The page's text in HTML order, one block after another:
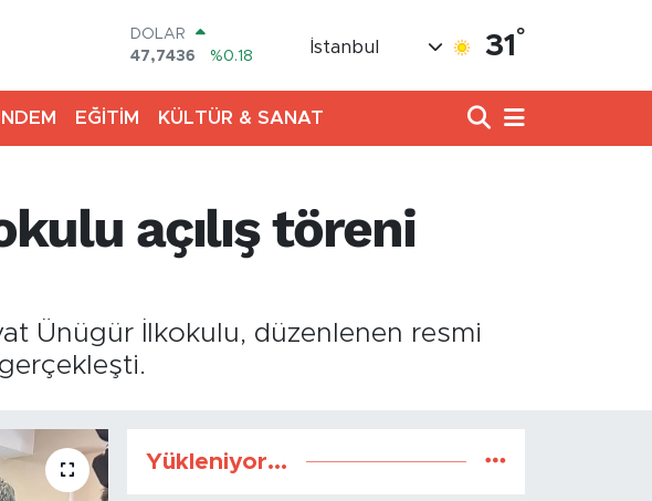
DOLAR
47,7436
%0.18
STERLİN
64,4811
%0.38
13.779
BITCOIN
İstanbul 31 °
EĞİTİM KÜLTÜR & SANAT
açılış töreni
Ünügür İlkokulu, düzenlenen resmi
Yükleniyor...